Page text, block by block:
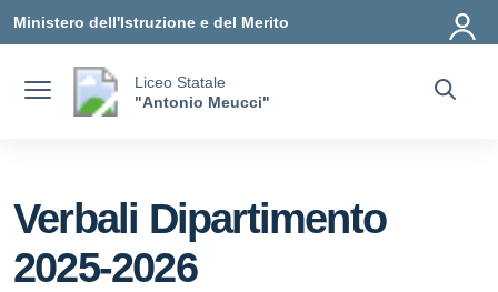
Vai ai contenuti
Vai al menu di navigazione
Vai al footer
Ministero dell'Istruzione e del Merito
Liceo Statale
"Antonio Meucci"
Verbali Dipartimento
2025-2026